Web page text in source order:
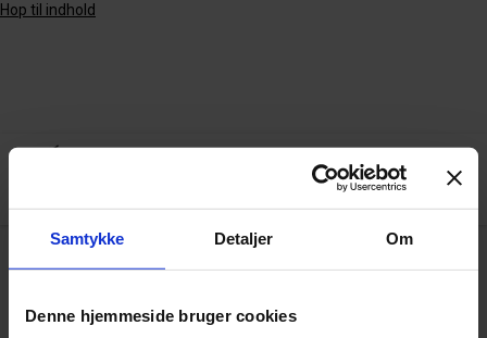
Samtykke Detaljer Om
Denne hjemmeside bruger cookies
Hop til indhold